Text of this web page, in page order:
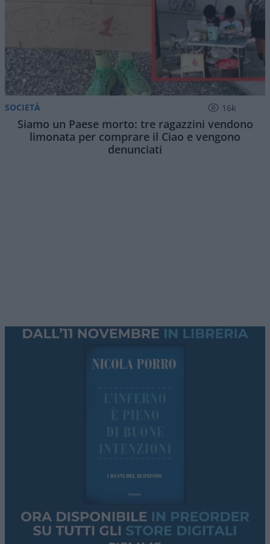
SOCIETÀ 16k
Siamo un Paese morto: tre ragazzini vendono
limonata per comprare il Ciao e vengono
denunciati